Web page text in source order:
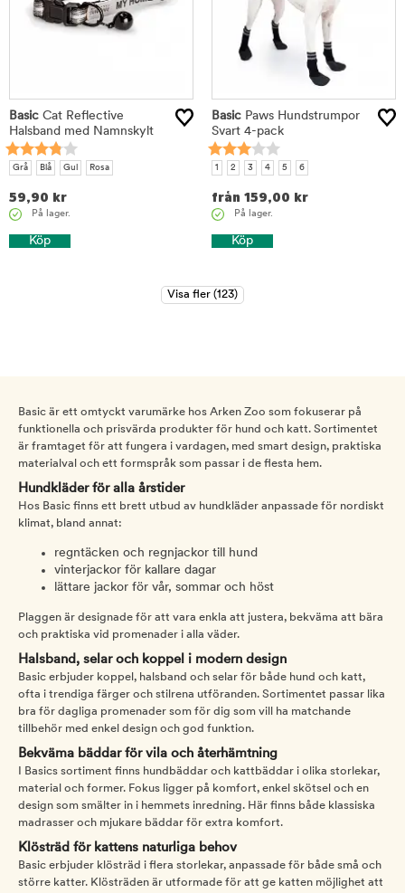
Basic Cat Reflective
Halsband med Namnskylt
Grå Blå Gul Rosa
59,90 kr
På lager.
Köp
Basic Paws Hundstrumpor
Svart 4-pack
1 2 3 4 5 6
från 159,00 kr
På lager.
Köp
Basic är ett omtyckt varumärke hos Arken Zoo som fokuserar på
funktionella och prisvärda produkter för hund och katt. Sortimentet
är framtaget för att fungera i vardagen, med smart design, praktiska
materialval och ett formspråk som passar i de flesta hem.
Hundkläder för alla årstider
Hos Basic finns ett brett utbud av hundkläder anpassade för nordiskt
klimat, bland annat:
regntäcken och regnjackor till hund
vinterjackor för kallare dagar
lättare jackor för vår, sommar och höst
Plaggen är designade för att vara enkla att justera, bekväma att bära
och praktiska vid promenader i alla väder.
Halsband, selar och koppel i modern design
Basic erbjuder koppel, halsband och selar för både hund och katt,
ofta i trendiga färger och stilrena utföranden. Sortimentet passar lika
bra för dagliga promenader som för dig som vill ha matchande
tillbehör med enkel design och god funktion.
Bekväma bäddar för vila och återhämtning
I Basics sortiment finns hundbäddar och kattbäddar i olika storlekar,
material och former. Fokus ligger på komfort, enkel skötsel och en
design som smälter in i hemmets inredning. Här finns både klassiska
madrasser och mjukare bäddar för extra komfort.
Klösträd för kattens naturliga behov
Basic erbjuder klösträd i flera storlekar, anpassade för både små och
större katter. Klösträden är utformade för att ge katten möjlighet att